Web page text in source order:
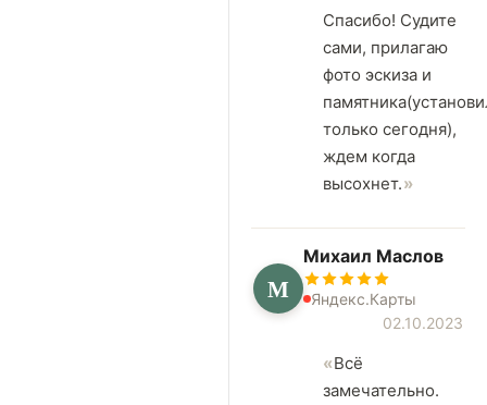
Спасибо! Судите
сами, прилагаю
фото эскиза и
только сегодня),
ждем когда
высохнет.
М
Михаил Маслов
Яндекс.Карты
02.10.2023
Всё
замечательно.